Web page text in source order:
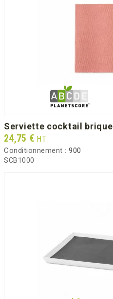
serviette cocktail brique
Prix
24,75 € HT
Conditionnement : 900
SCB1000